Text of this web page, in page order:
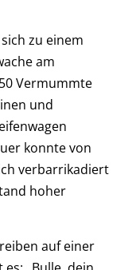
zu einem
am
Vermummte
und
konnte von
verbarrikadiert
hoher
auf einer